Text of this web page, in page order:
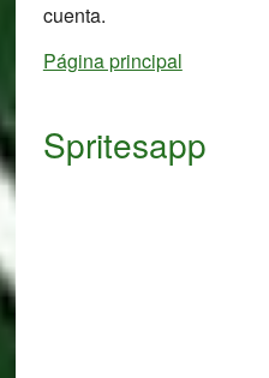
cuenta.
Página principal
Spritesapp